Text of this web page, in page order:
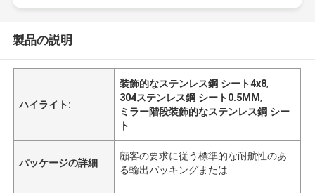
製品の説明
ハイライト:
装飾的なステンレス鋼 シート4x8,
304ステンレス鋼 シート0.5MM,
ミラー階段装飾的なステンレス鋼 シー
ト
パッケージの詳細
顧客の要求に従う標準的な耐航性のあ
る輸出パッキングまたは